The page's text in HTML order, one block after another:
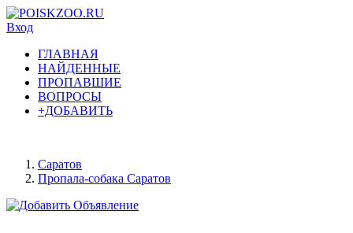
Вход
ГЛАВНАЯ
НАЙДЕННЫЕ
ПРОПАВШИЕ
ВОПРОСЫ
+ДОБАВИТЬ
Саратов
Пропала-собака Саратов